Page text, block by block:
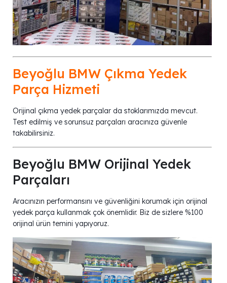
Beyoğlu BMW Çıkma Yedek
Parça Hizmeti
Orijinal çıkma yedek parçalar da stoklarımızda mevcut.
Test edilmiş ve sorunsuz parçaları aracınıza güvenle
takabilirsiniz.
Beyoğlu BMW Orijinal Yedek
Parçaları
Aracınızın performansını ve güvenliğini korumak için orijinal
yedek parça kullanmak çok önemlidir. Biz de sizlere %100
orijinal ürün temini yapıyoruz.